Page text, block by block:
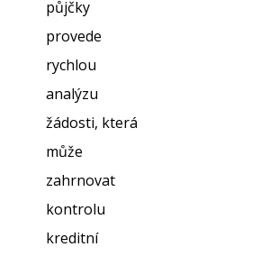
půjčky
provede
rychlou
analýzu
žádosti, která
může
zahrnovat
kontrolu
kreditní